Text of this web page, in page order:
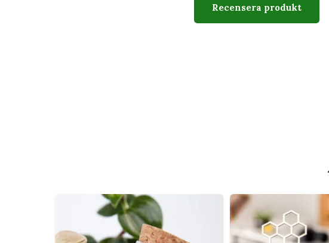
Det är giltigt i 365 dagar från inköpsdatum.
Kan presentkortet kombineras med en
Recensera produkt